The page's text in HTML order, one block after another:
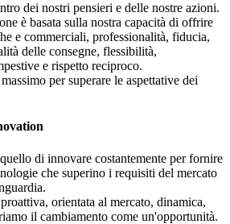
dei nostri pensieri e delle nostre azioni.
è basata sulla nostra capacità di offrire
e commerciali, professionalità, fiducia,
delle consegne, flessibilità,
e rispetto reciproco.
per superare le aspettative dei
di innovare costantemente per fornire
che superino i requisiti del mercato
orientata al mercato, dinamica,
il cambiamento come un'opportunità.